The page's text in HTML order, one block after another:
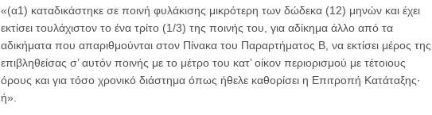
«(α1) καταδικάστηκε σε ποινή φυλάκισης μικρότερη των δώδεκα (12) μηνών και έχει
εκτίσει τουλάχιστον το ένα τρίτο (1/3) της ποινής του, για αδίκημα άλλο από τα
αδικήματα που απαριθμούνται στον Πίνακα του Παραρτήματος Β, να εκτίσει μέρος της
επιβληθείσας σ’ αυτόν ποινής με το μέτρο του κατ’ οίκον περιορισμού με τέτοιους
όρους και για τόσο χρονικό διάστημα όπως ήθελε καθορίσει η Επιτροπή Κατάταξης·
ή».